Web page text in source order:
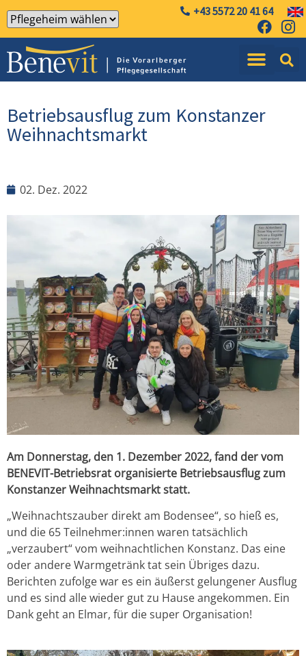
+43 5572 20 41 64
Betriebsausflug zum Konstanzer
Weihnachtsmarkt
02. Dez. 2022
Am Donnerstag, den 1. Dezember 2022, fand der vom
BENEVIT-Betriebsrat organisierte Betriebsausflug zum
Konstanzer Weihnachtsmarkt statt.
„Weihnachtszauber direkt am Bodensee“, so hieß es,
und die 65 Teilnehmer:innen waren tatsächlich
„verzaubert“ vom weihnachtlichen Konstanz. Das eine
oder andere Warmgetränk tat sein Übriges dazu.
Berichten zufolge war es ein äußerst gelungener Ausflug
und es sind alle wieder gut zu Hause angekommen. Ein
Dank geht an Elmar, für die super Organisation!